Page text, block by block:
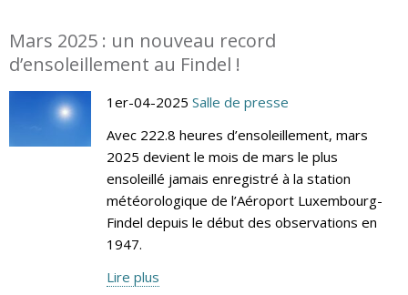
Mars 2025 : un nouveau record
d’ensoleillement au Findel !
1er-04-2025 Salle de presse
Avec 222.8 heures d’ensoleillement, mars
2025 devient le mois de mars le plus
ensoleillé jamais enregistré à la station
météorologique de l’Aéroport Luxembourg-
Findel depuis le début des observations en
1947.
Lire plus